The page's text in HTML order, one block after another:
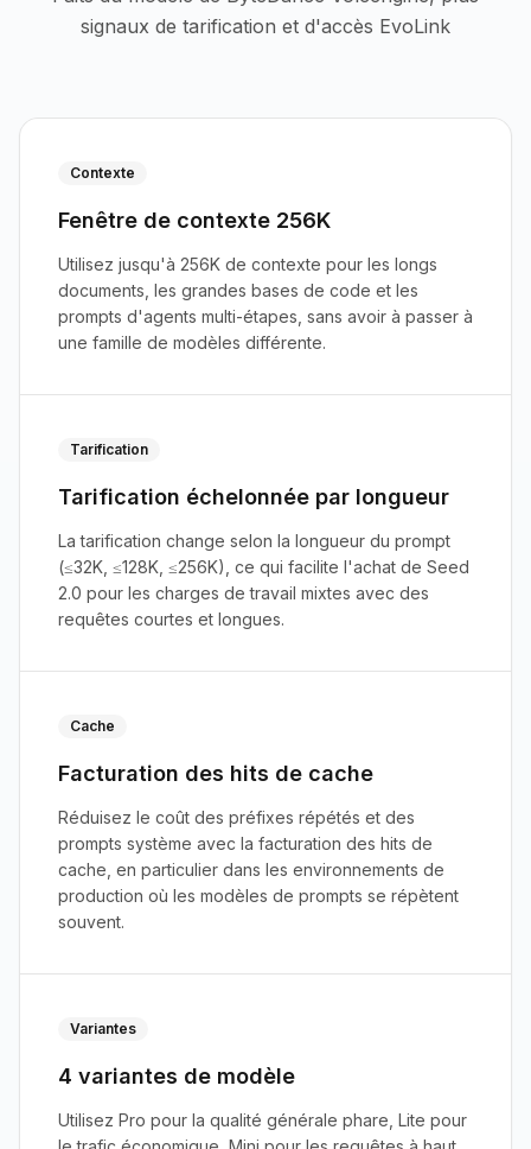
signaux de tarification et d'accès EvoLink
Contexte
Fenêtre de contexte 256K
Utilisez jusqu'à 256K de contexte pour les longs
documents, les grandes bases de code et les
prompts d'agents multi-étapes, sans avoir à passer à
une famille de modèles différente.
Tarification
Tarification échelonnée par longueur
La tarification change selon la longueur du prompt
(≤32K, ≤128K, ≤256K), ce qui facilite l'achat de Seed
2.0 pour les charges de travail mixtes avec des
requêtes courtes et longues.
Cache
Facturation des hits de cache
Réduisez le coût des préfixes répétés et des
prompts système avec la facturation des hits de
cache, en particulier dans les environnements de
production où les modèles de prompts se répètent
souvent.
Variantes
4 variantes de modèle
Utilisez Pro pour la qualité générale phare, Lite pour